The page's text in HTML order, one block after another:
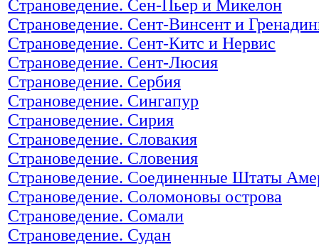
Страноведение. Сен-Пьер и Микелон
Страноведение. Сент-Винсент и
Страноведение. Сент-Китс и Нервис
Страноведение. Сент-Люсия
Страноведение. Сербия
Страноведение. Сингапур
Страноведение. Сирия
Страноведение. Словакия
Страноведение. Словения
Страноведение. Соединенные Штаты
Страноведение. Соломоновы острова
Страноведение. Сомали
Страноведение. Судан